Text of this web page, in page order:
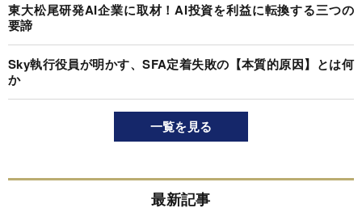
東大松尾研発AI企業に取材！AI投資を利益に転換する三つの
要諦
Sky執行役員が明かす、SFA定着失敗の【本質的原因】とは何
か
一覧を見る
最新記事